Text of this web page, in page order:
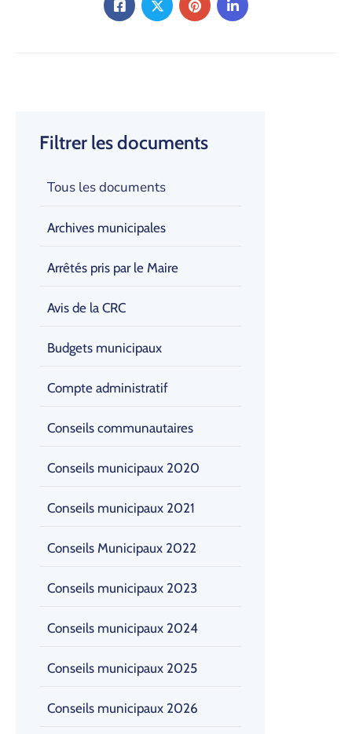
Filtrer les documents
Tous les documents
Archives municipales
Arrêtés pris par le Maire
Avis de la CRC
Budgets municipaux
Compte administratif
Conseils communautaires
Conseils municipaux 2020
Conseils municipaux 2021
Conseils Municipaux 2022
Conseils municipaux 2023
Conseils municipaux 2024
Conseils municipaux 2025
Conseils municipaux 2026